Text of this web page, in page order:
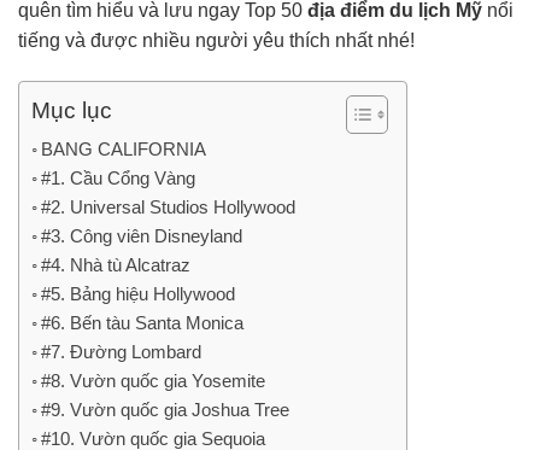
quên tìm hiểu và lưu ngay Top 50 địa điểm du lịch Mỹ nổi
tiếng và được nhiều người yêu thích nhất nhé!
Mục lục
BANG CALIFORNIA
#1. Cầu Cổng Vàng
#2. Universal Studios Hollywood
#3. Công viên Disneyland
#4. Nhà tù Alcatraz
#5. Bảng hiệu Hollywood
#6. Bến tàu Santa Monica
#7. Đường Lombard
#8. Vườn quốc gia Yosemite
#9. Vườn quốc gia Joshua Tree
#10. Vườn quốc gia Sequoia